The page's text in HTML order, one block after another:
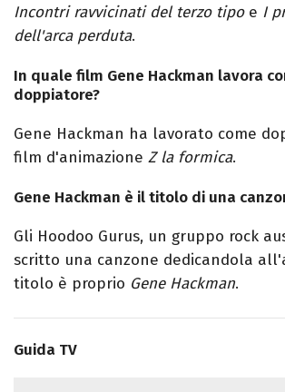
Incontri ravvicinati del terzo tipoe I
dell'arca perduta.
In quale film Gene Hackman lavora
doppiatore?
Gene Hackman ha lavorato come
film d'animazione Z la formica.
Gene Hackman è il titolo di una
Gli Hoodoo Gurus, un gruppo rock
scritto una canzone dedicandola
titolo è proprio Gene Hackman.
Guida TV